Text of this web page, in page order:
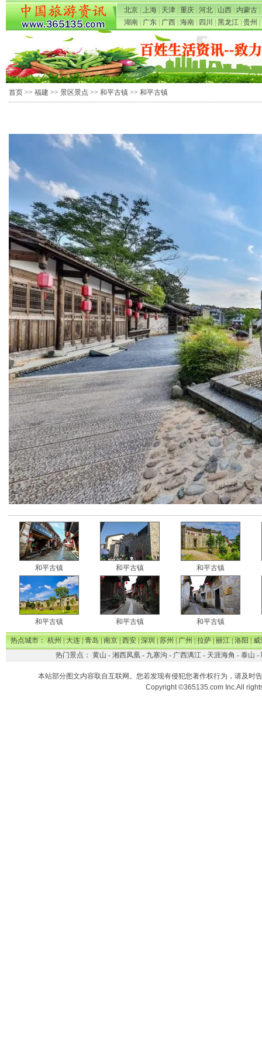
北京 上海 天津 重庆 河北 山西 内蒙古
湖南
广东 广西 海南 四川 黑龙江 贵州
首页 >> 福建 >> 景区景点 >> 和平古镇 >> 和平古镇
和平古镇 和平古镇 和平古镇
和平古镇 和平古镇 和平古镇
热点城市：杭州|大连|青岛|南京|西安|深圳|苏州|广州|拉萨|丽江|洛阳|威
热门景点： 黄山 - 湘西凤凰- 九寨沟 - 广西漓江- 天涯海角 - 泰山 -
本站部分图文内容取自互联网。您若发现有侵犯您著作权行为，请及时
Copyright ©365135.com Inc.All